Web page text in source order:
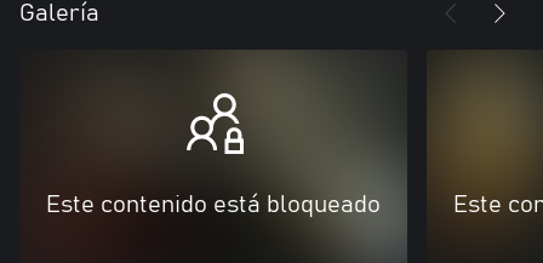
Galería
Este contenido está bloqueado Este